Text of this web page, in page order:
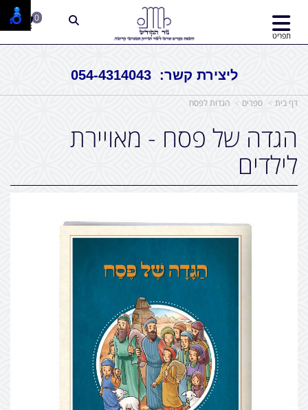
ליצירת קשר: 054-4314043
תפריט
0
דף בית ספרים הגדות לפסח
הגדה של פסח - מאויירת
לילדים